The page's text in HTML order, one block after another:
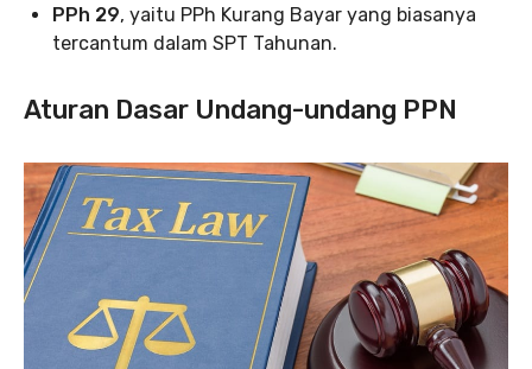
PPh 29, yaitu PPh Kurang Bayar yang biasanya
tercantum dalam SPT Tahunan.
Aturan Dasar Undang-undang PPN